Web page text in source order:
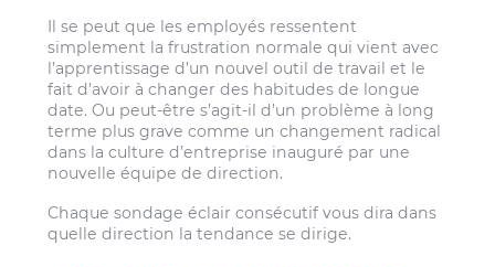
Il se peut que les employés ressentent
simplement la frustration normale qui vient avec
l’apprentissage d’un nouvel outil de travail et le
fait d’avoir à changer des habitudes de longue
date. Ou peut-être s’agit-il d’un problème à long
terme plus grave comme un changement radical
dans la culture d’entreprise inauguré par une
nouvelle équipe de direction.
Chaque sondage éclair consécutif vous dira dans
quelle direction la tendance se dirige.